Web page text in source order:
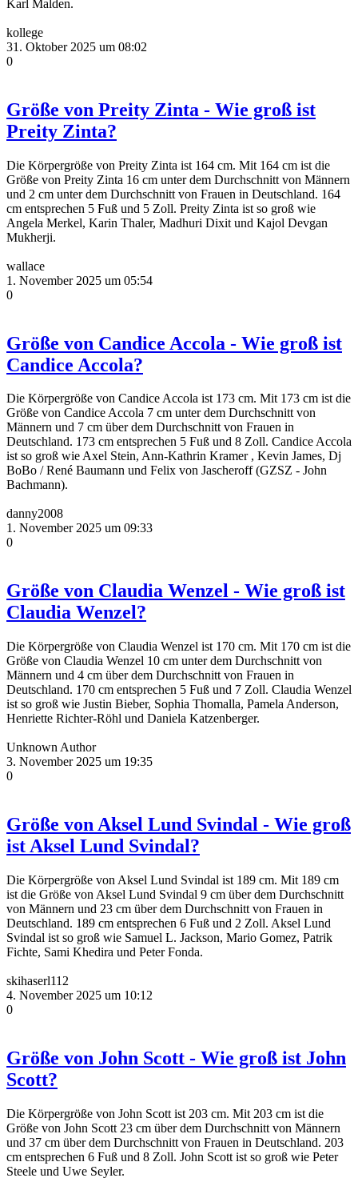
Karl Malden.
kollege
31. Oktober 2025 um 08:02
0
Größe von Preity Zinta - Wie groß ist
Preity Zinta?
Die Körpergröße von Preity Zinta ist 164 cm. Mit 164 cm ist die
Größe von Preity Zinta 16 cm unter dem Durchschnitt von Männern
und 2 cm unter dem Durchschnitt von Frauen in Deutschland. 164
cm entsprechen 5 Fuß und 5 Zoll. Preity Zinta ist so groß wie
Angela Merkel, Karin Thaler, Madhuri Dixit und Kajol Devgan
Mukherji.
wallace
1. November 2025 um 05:54
0
Größe von Candice Accola - Wie groß ist
Candice Accola?
Die Körpergröße von Candice Accola ist 173 cm. Mit 173 cm ist die
Größe von Candice Accola 7 cm unter dem Durchschnitt von
Männern und 7 cm über dem Durchschnitt von Frauen in
Deutschland. 173 cm entsprechen 5 Fuß und 8 Zoll. Candice Accola
ist so groß wie Axel Stein, Ann-Kathrin Kramer , Kevin James, Dj
BoBo / René Baumann und Felix von Jascheroff (GZSZ - John
Bachmann).
danny2008
1. November 2025 um 09:33
0
Größe von Claudia Wenzel - Wie groß ist
Claudia Wenzel?
Die Körpergröße von Claudia Wenzel ist 170 cm. Mit 170 cm ist die
Größe von Claudia Wenzel 10 cm unter dem Durchschnitt von
Männern und 4 cm über dem Durchschnitt von Frauen in
Deutschland. 170 cm entsprechen 5 Fuß und 7 Zoll. Claudia Wenzel
ist so groß wie Justin Bieber, Sophia Thomalla, Pamela Anderson,
Henriette Richter-Röhl und Daniela Katzenberger.
Unknown Author
3. November 2025 um 19:35
0
Größe von Aksel Lund Svindal - Wie groß
ist Aksel Lund Svindal?
Die Körpergröße von Aksel Lund Svindal ist 189 cm. Mit 189 cm
ist die Größe von Aksel Lund Svindal 9 cm über dem Durchschnitt
von Männern und 23 cm über dem Durchschnitt von Frauen in
Deutschland. 189 cm entsprechen 6 Fuß und 2 Zoll. Aksel Lund
Svindal ist so groß wie Samuel L. Jackson, Mario Gomez, Patrik
Fichte, Sami Khedira und Peter Fonda.
skihaserl112
4. November 2025 um 10:12
0
Größe von John Scott - Wie groß ist John
Scott?
Die Körpergröße von John Scott ist 203 cm. Mit 203 cm ist die
Größe von John Scott 23 cm über dem Durchschnitt von Männern
und 37 cm über dem Durchschnitt von Frauen in Deutschland. 203
cm entsprechen 6 Fuß und 8 Zoll. John Scott ist so groß wie Peter
Steele und Uwe Seyler.